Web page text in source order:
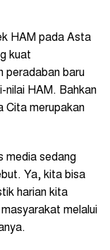
HAM pada Asta
kuat
peradaban baru
nilai HAM. Bahkan
Cita merupakan
media sedang
Ya, kita bisa
harian kita
melalui